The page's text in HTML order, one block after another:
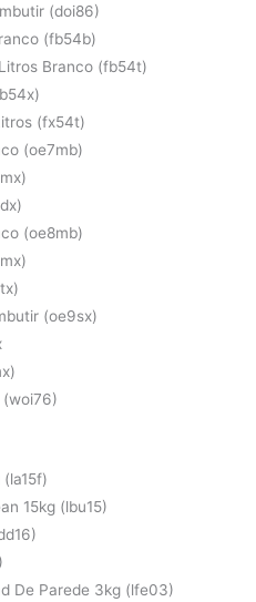
(doi86)
(fb54b)
Branco (fb54t)
(fx54t)
(oe7mb)
(oe8mb)
(oe9sx)
(woi76)
15kg (lbu15)
De Parede 3kg (lfe03)